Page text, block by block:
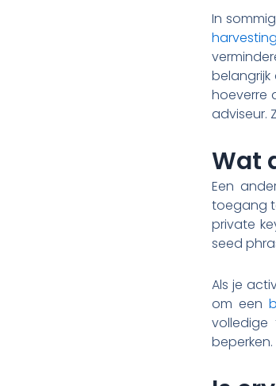
In
harvesting
belangrijk
hoeverre
adviseur.
Wat
Een
toegang
private
seed
Als je
om een
beperken.